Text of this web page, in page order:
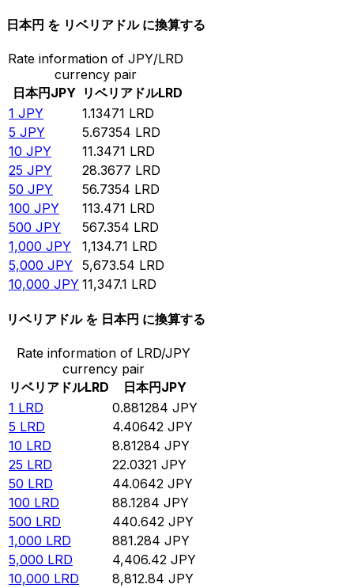
日本円 を リベリアドル に換算する
Rate information of JPY/LRD
currency pair
日本円JPY リベリアドルLRD
1 JPY 1.13471 LRD
5 JPY 5.67354 LRD
10 JPY 11.3471 LRD
25 JPY 28.3677 LRD
50 JPY 56.7354 LRD
100 JPY 113.471 LRD
500 JPY 567.354 LRD
1,000 JPY 1,134.71 LRD
5,000 JPY 5,673.54 LRD
10,000 JPY 11,347.1 LRD
リベリアドル を 日本円 に換算する
Rate information of LRD/JPY
currency pair
リベリアドルLRD 日本円 JPY
1 LRD 0.881284 JPY
5 LRD 4.40642 JPY
10 LRD 8.81284 JPY
25 LRD 22.0321 JPY
50 LRD 44.0642 JPY
100 LRD 88.1284 JPY
500 LRD 440.642 JPY
1,000 LRD 881.284 JPY
5,000 LRD 4,406.42 JPY
10,000 LRD 8,812.84 JPY